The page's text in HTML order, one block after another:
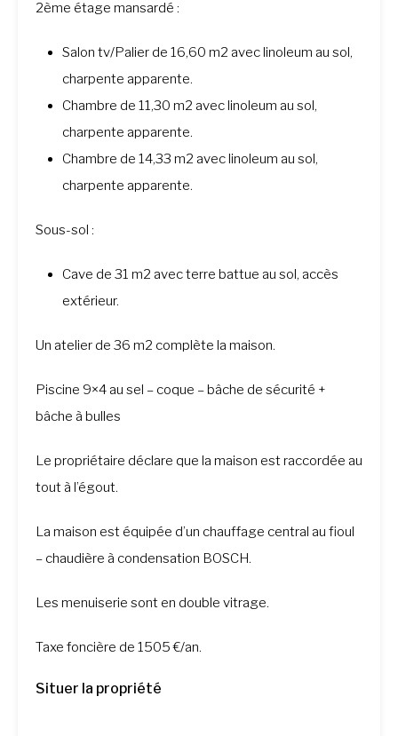
2ème étage mansardé :
Salon tv/Palier de 16,60 m2 avec linoleum au sol,
charpente apparente.
Chambre de 11,30 m2 avec linoleum au sol,
charpente apparente.
Chambre de 14,33 m2 avec linoleum au sol,
charpente apparente.
Sous-sol :
Cave de 31 m2 avec terre battue au sol, accès
extérieur.
Un atelier de 36 m2 complète la maison.
Piscine 9×4 au sel – coque – bâche de sécurité +
bâche à bulles
Le propriétaire déclare que la maison est raccordée au
tout à l’égout.
La maison est équipée d’un chauffage central au fioul
– chaudière à condensation BOSCH.
Les menuiserie sont en double vitrage.
Taxe foncière de 1505 €/an.
Situer la propriété